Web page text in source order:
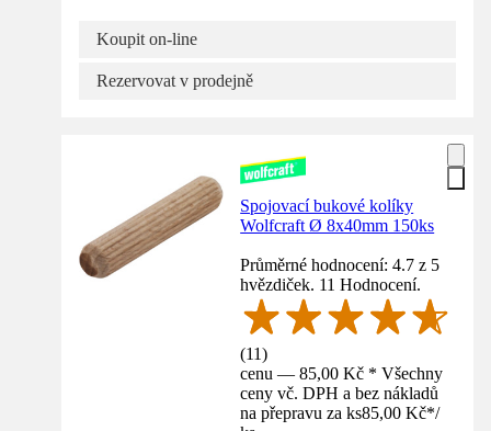
Koupit on-line
Rezervovat v prodejně
Spojovací bukové kolíky
Wolfcraft Ø 8x40mm 150ks
Průměrné hodnocení: 4.7 z 5
hvězdiček. 11 Hodnocení.
(11)
cenu — 85,00 Kč * Všechny
ceny vč. DPH a bez nákladů
na přepravu za ks85,00 Kč*/